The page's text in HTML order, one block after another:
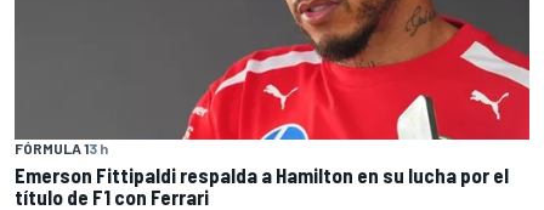
FÓRMULA 13 h
Emerson Fittipaldi respalda a Hamilton en su lucha por el
título de F1 con Ferrari